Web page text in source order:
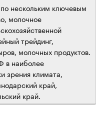
нескольким ключевым
молочное
трейдинг,
молочных продуктов.
в наиболее
зрения климата,
край,
край.